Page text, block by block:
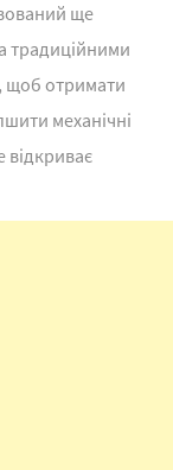
ще
традиційними
щоб отримати
механічні
відкриває